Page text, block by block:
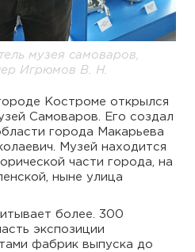
музея самоваров,
Игрюмов В. Н.
Костроме открылся
Самоваров. Его создал
города Макарьева
Музей находится
части города, на
ныне улица
более. 300
экспозиции
фабрик выпуска до